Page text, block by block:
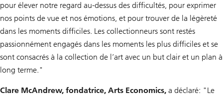
pour élever notre regard au-dessus des difficultés, pour exprimer
nos points de vue et nos émotions, et pour trouver de la légèreté
dans les moments difficiles. Les collectionneurs sont restés
passionnément engagés dans les moments les plus difficiles et se
sont consacrés à la collection de l’art avec un but clair et un plan à
long terme."
Clare McAndrew, fondatrice, Arts Economics, a déclaré: "Le